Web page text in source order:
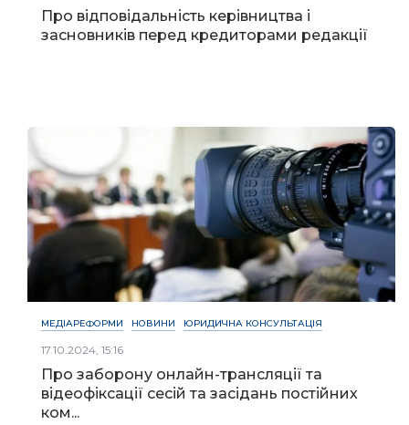
Про відповідальність керівництва і
засновників перед кредиторами редакції
МЕДІАРЕФОРМИ НОВИНИ ЮРИДИЧНА КОНСУЛЬТАЦІЯ
17.10.2024, 15:16
Про заборону онлайн-трансляції та
відеофіксації сесій та засідань постійних
ком...